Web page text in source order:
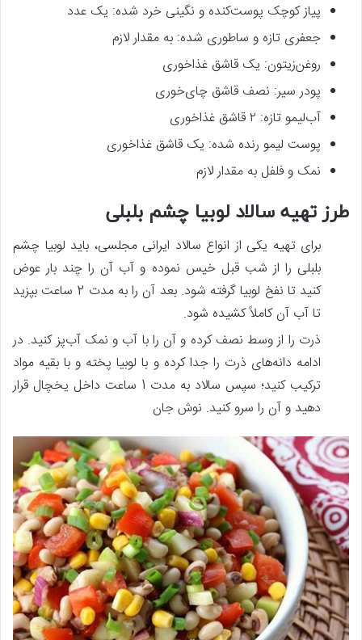
پیاز کوچک پوست‌کنده و نگینی خرد شده: یک عدد
جعفری تازه و ساطوری شده: به مقدار لازم
روغن‌زیتون: یک قاشق غذاخوری
پودر سیر: نصف قاشق چای‌خوری
آب‌لیمو تازه: ۲ قاشق غذاخوری
پوست لیمو رنده شده: یک قاشق غذاخوری
نمک و فلفل به مقدار لازم
طرز تهیه سالاد لوبیا چشم بلبلی
برای تهیه یکی از انواع سالاد ایرانی مجلسی، باید لوبیا چشم
بلبلی را از شب قبل خیس نموده و آب آن را چند بار عوض
کنید تا نفخ لوبیا گرفته شود. بعد آن را به مدت 2 ساعت بپزید
تا آب آن کاملاً کشیده شود.
ذرت را از وسط نصف کرده و آن را با آب و نمک آب‌پز کنید. در
ادامه دانه‌های ذرت را جدا کرده و با لوبیا پخته و با بقیه مواد
ترکیب کنید؛ سپس سالاد به مدت 1 ساعت داخل یخچال قرار
دهید و آن را سرو کنید. نوش جان